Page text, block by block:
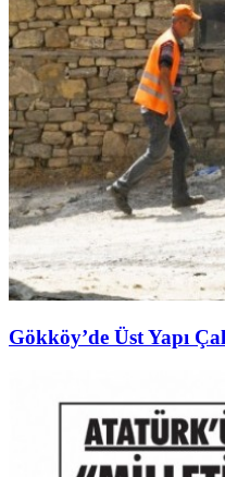
Gökköy’de Üst Yapı